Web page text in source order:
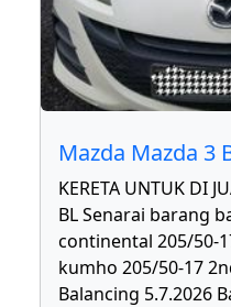
Mazda Mazda 3
KERETA UNTUK DI
BL Senarai barang
continental 205/50-
kumho 205/50-17
Balancing 5.7.2026